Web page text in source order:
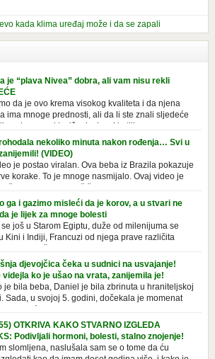
kada klima uređaj može i da se zapali
je “plava Nivea” dobra, ali vam nisu rekli
da je ovo krema visokog kvaliteta i da njena
ima mnoge prednosti, ali da li ste znali sljedeće
krema u klasičnoj, plavoj kutiji,
i jednostavne formule, jeste nezamenljiv inventar
i žena. Mnogi ljudi se ne odvajaju od nje, pa je
nekoliko minuta nakon rođenja… Svi u
(VIDEO)
je postao viralan. Ova beba iz Brazila pokazuje
korake. To je mnoge nasmijalo. Ovaj video je
Ne viđamo baš često ovakve korake kod
je snimila babica, pregledalo ga je preko 80
su ostale u čudu nakon što su vidjeli kako
ga i gazimo misleći da je korov, a u stvari ne
je lijek za mnoge bolesti
još u Starom Egiptu, duže od milenijuma se
Kini i Indiji, Francuzi od njega prave različita
jela i čorbe… Jedino mi gazimo po njemu,
korov! Tušt je jednogodišnji, ali vrlo uporan
se jednom nastani u bašti ili dvorištu, teško ga se
djevojčica čeka u sudnici na usvajanje!
videjla ko je ušao na vrata, zanijemila je!
je bila beba, Daniel je bila zbrinuta u hraniteljskoj
Sada, u svojoj 5. godini, dočekala je momenat
za djevojčicu i njenu novu porodicu, ali je uskoro
socijalnom radniku koji poznaje
je […]
OTKRIVA KAKO STVARNO IZGLEDA
Podivljali hormoni, bolesti, stalno znojenje!
slomljena, naslušala sam se o tome da ću